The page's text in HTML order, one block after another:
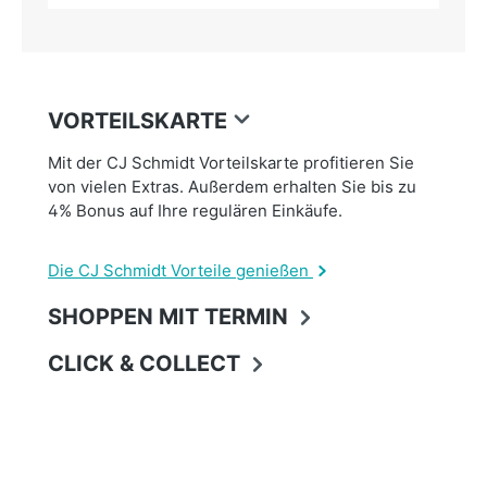
VORTEILSKARTE
Mit der CJ Schmidt Vorteilskarte profitieren Sie
von vielen Extras. Außerdem erhalten Sie bis zu
4% Bonus auf Ihre regulären Einkäufe.
Die CJ Schmidt Vorteile genießen
SHOPPEN MIT TERMIN
CLICK & COLLECT